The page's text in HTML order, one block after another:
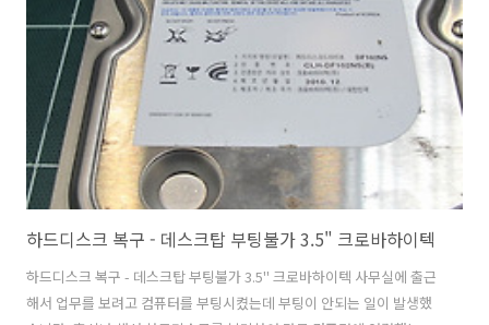
을 받은 것으로 보입니다. 이유는 헤드의 불량이 발생된 상태이며, 스핀
들모터 축의 일부분이 비틀어져 정상적으로 디스크를 회전시킬수 없는..
하드디스크 복구 - 데스크탑 부팅불가 3.5" 크로바하이텍
하드디스크 복구 - 데스크탑 부팅불가 3.5" 크로바하이텍 사무실에 출근
해서 업무를 보려고 컴퓨터를 부팅시켰는데 부팅이 안되는 일이 발생했